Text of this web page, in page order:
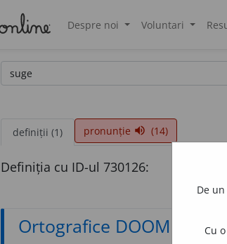
Despre noi Voluntari
definiții (1) pronunție volume_up (14)
Definiția cu ID-ul 730126:
Ortografice DOOM
De
Cu